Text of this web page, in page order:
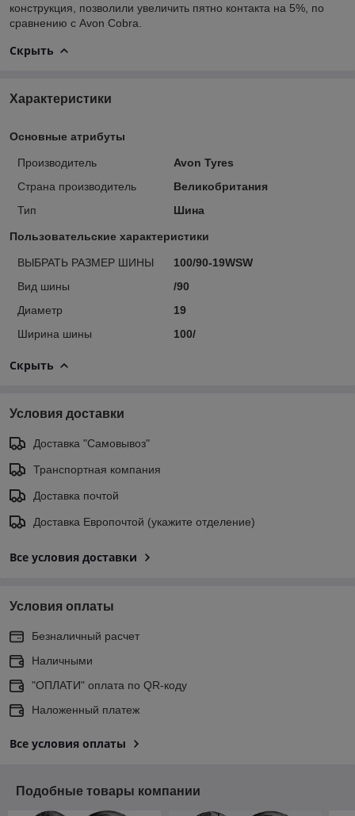
конструкция, позволили увеличить пятно контакта на 5%, по
сравнению с Avon Cobra.
Скрыть
Характеристики
Основные атрибуты
Производитель
Avon Tyres
Страна производитель
Великобритания
Тип
Шина
Пользовательские характеристики
ВЫБРАТЬ РАЗМЕР ШИНЫ
100/90-19WSW
Вид шины
/90
Диаметр
19
Ширина шины
100/
Скрыть
Условия доставки
Доставка "Самовывоз"
Транспортная компания
Доставка почтой
Доставка Европочтой (укажите отделение)
Все условия доставки
Условия оплаты
Безналичный расчет
Наличными
"ОПЛАТИ" оплата по QR-коду
Наложенный платеж
Все условия оплаты
Подобные товары компании